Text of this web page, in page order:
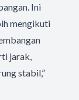
Ini
mengikuti
jarak,
stabil,”